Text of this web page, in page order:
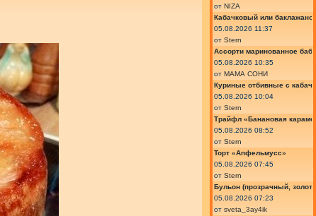
от NIZA
Кабачковый или
05.08.2026 11:37
от Stern
Ассорти маринованное
05.08.2026 10:35
от МАМА СОНИ
Куриные отбивные с
05.08.2026 10:04
от Stern
Трайфл «Банановая
05.08.2026 08:52
от Stern
Торт «Апфельмусс»
05.08.2026 07:45
от Stern
Бульон (прозрачный,
05.08.2026 07:23
от sveta_3ay4ik